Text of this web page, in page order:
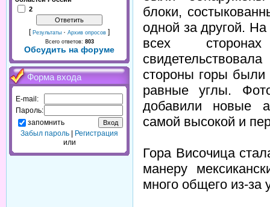
2
[ Результаты · Архив опросов ]
Всего ответов: 803
Обсудить на форуме
Форма входа
E-mail:
Пароль:
запомнить
Забыл пароль
Регистрация
или
блоки,
одной за другой.
всех
стороны горы
равные углы.
добавили новые
самой высокой и
Гора Височица
манеру
много общего из-за